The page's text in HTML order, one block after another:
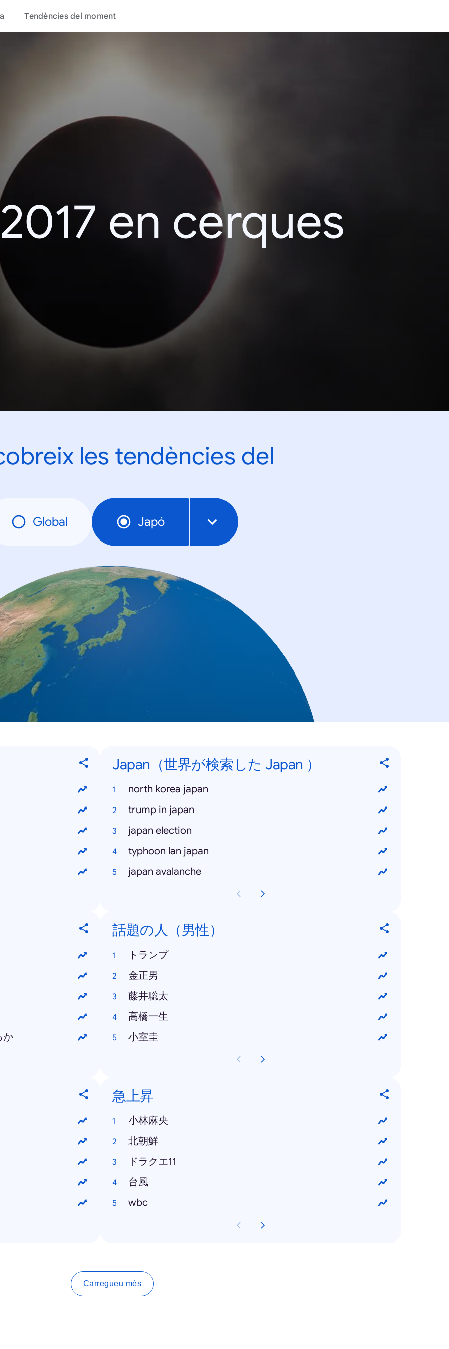
Tendències del moment
en cerques
les tendències del
Global Japó
Japan（世界が検索した Japan ）
north korea japan
trump in japan
japan election
typhoon lan japan
japan avalanche
か
話題の人（男性）
トランプ
金正男
藤井聡太
高橋一生
小室圭
急上昇
小林麻央
北朝鮮
ドラクエ11
台風
wbc
Carregueu més